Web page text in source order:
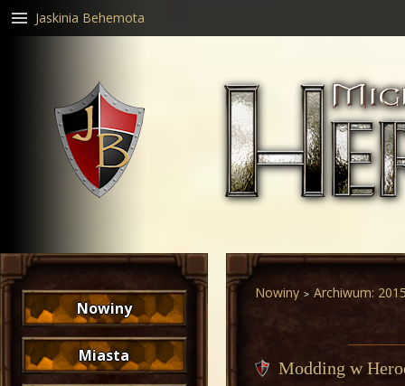
Nowiny
Miasta
Nowiny Archiwum:
Modding w
Jaskinia Behemota